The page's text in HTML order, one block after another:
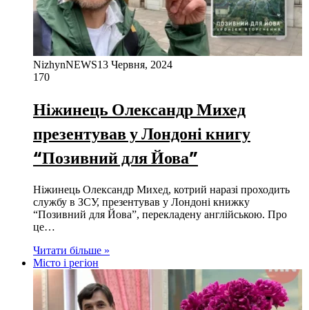
NizhynNEWS13 Червня, 2024
170
Ніжинець Олександр Михед
презентував у Лондоні книгу
“Позивний для Йова”
Ніжинець Олександр Михед, котрий наразі проходить
службу в ЗСУ, презентував у Лондоні книжку
“Позивний для Йова”, перекладену англійською. Про
це…
Читати більше »
Місто і регіон